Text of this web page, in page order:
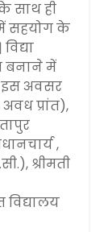
साथ ही
सहयोग के
बनाने में
इस अवसर
अवध प्रांत),
,
श्रीमती